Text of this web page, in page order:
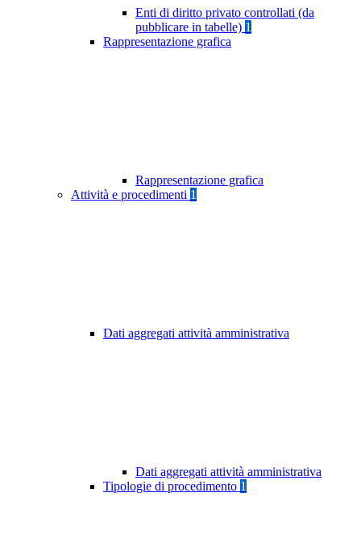
Enti di diritto privato controllati (da
pubblicare in tabelle) 1
Rappresentazione grafica
Rappresentazione grafica
Attività e procedimenti 1
Dati aggregati attività amministrativa
Dati aggregati attività amministrativa
Tipologie di procedimento 1